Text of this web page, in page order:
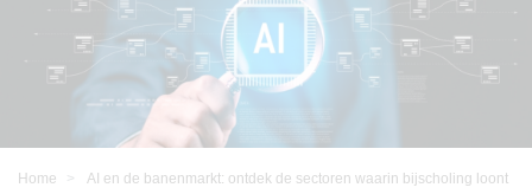
Home AI en de banenmarkt: ontdek de sectoren waarin bijscholing loont